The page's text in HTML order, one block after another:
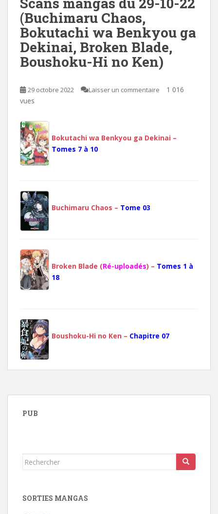
(Buchimaru Chaos,
Bokutachi wa Benkyou ga
Dekinai, Broken Blade,
Boushoku-Hi no Ken)
29 octobre 2022 Laisser un commentaire
1 016
vues
Bokutachi wa Benkyou ga Dekinai –
Tomes 7 à 10
Buchimaru Chaos – Tome 03
Broken Blade (Ré-uploadés) – Tomes 1 à
18
Boushoku-Hi no Ken – Chapitre 07
PUB
Rechercher...
SORTIES MANGAS